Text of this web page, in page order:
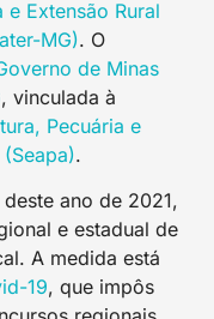
e Extensão Rural
MG). O
de Minas
, vinculada à
Pecuária e
.
ano de 2021,
e estadual de
A medida está
19, que impôs